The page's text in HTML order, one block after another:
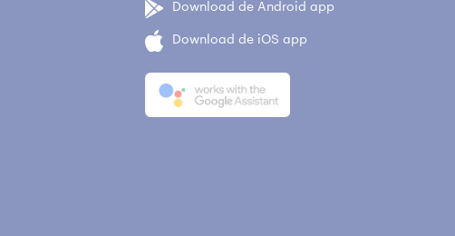
Download de Android app
Download de iOS app